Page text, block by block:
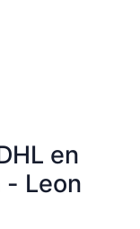
en
- Leon